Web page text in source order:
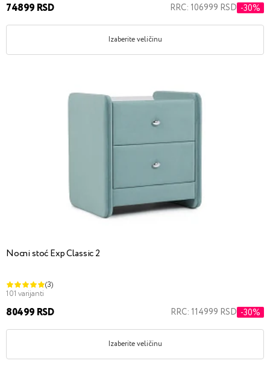
74899 RSD RRC: 106999 RSD -30%
Izaberite veličinu
Nocni stoć Exp Classic 2
(3)
101 varijanti
80499 RSD RRC: 114999 RSD -30%
Izaberite veličinu